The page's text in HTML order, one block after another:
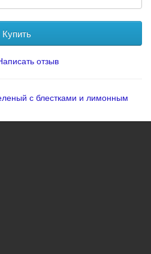
Купить
отзыв
с блестками и лимонным